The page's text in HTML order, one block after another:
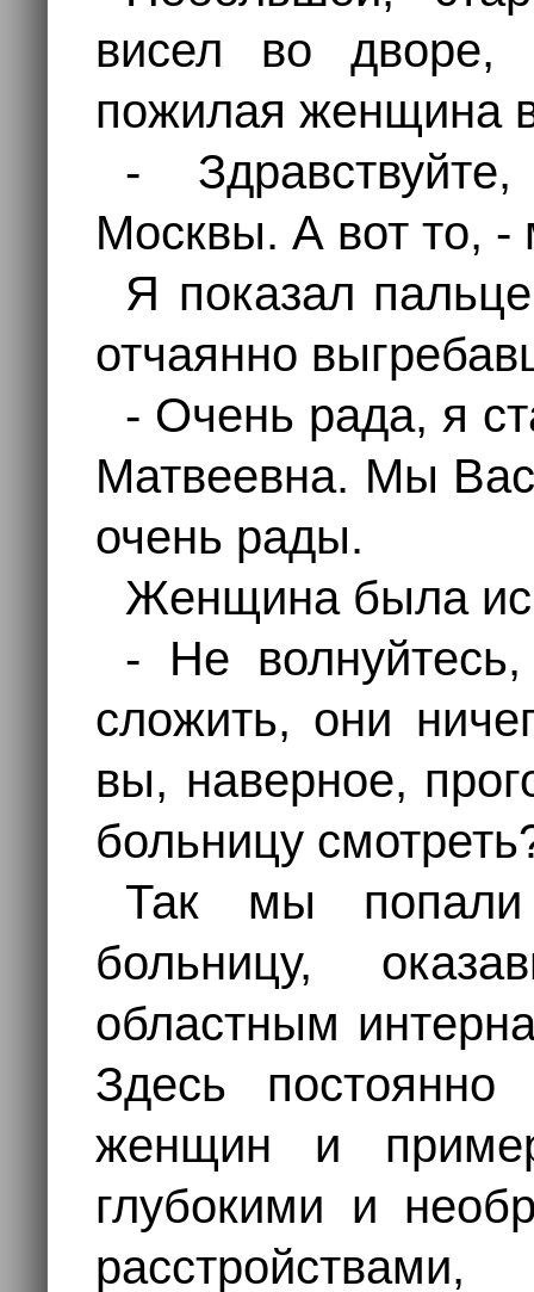
висел во дворе,
пожилая женщина
-
Москвы. А вот то, -
Я показал
отчаянно
- Очень рада, я
Матвеевна. Мы
очень рады.
Женщина была
- Не
сложить, они
вы, наверное,
больницу
Так мы попали
больницу,
областным
Здесь постоянно
женщин и
глубокими и